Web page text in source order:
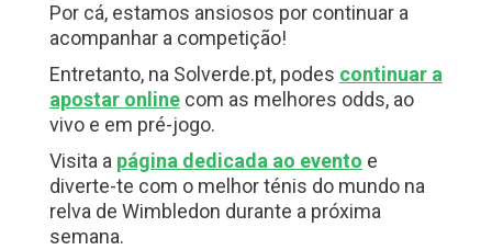
Por cá, estamos ansiosos por continuar a
acompanhar a competição!
Entretanto, na Solverde.pt, podes continuar a
apostar onlinecom as melhores odds, ao
vivo e em pré-jogo.
Visita a página dedicada ao evento e
diverte-te com o melhor ténis do mundo na
relva de Wimbledon durante a próxima
semana.